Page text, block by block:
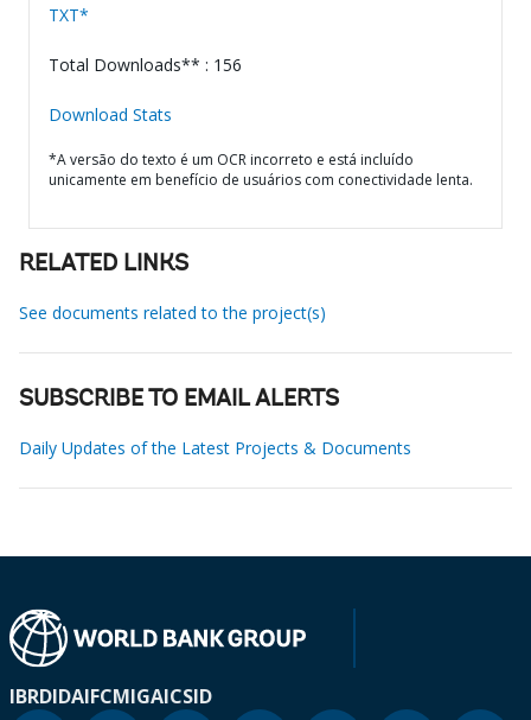
TXT*
Total Downloads** : 156
Download Stats
*A versão do texto é um OCR incorreto e está incluído
unicamente em benefício de usuários com conectividade lenta.
RELATED LINKS
See documents related to the project(s)
SUBSCRIBE TO EMAIL ALERTS
Daily Updates of the Latest Projects & Documents
IBRDIDAIFCMIGAICSID